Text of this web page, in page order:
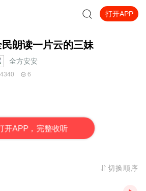
打开APP
民朗读一片云的三妹
全方安安
4340 6
开APP，完整收听
切换顺序